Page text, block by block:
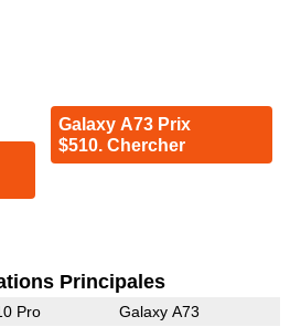
Galaxy A73 Prix
$510. Chercher
Principales
Pro Galaxy A73